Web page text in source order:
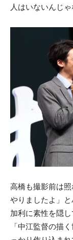
人はいないんじ
高橋も撮影前は
やりましたよ」
加利に素性を隠
「中江監督の描